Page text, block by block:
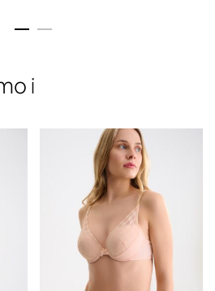
i
2. Prsni obseg
Izmerite obim grudi. Postavite
traku preko leđa u nivou dekoltea i
preko grudi, u nivou bradavica - do
udubljenja između grudi. U odeljku
ćete pročitati koja dubina korpe
odgovara vašoj meri (A, B...) -
potražite u koloni koju ste odredili
merenjem grudi.